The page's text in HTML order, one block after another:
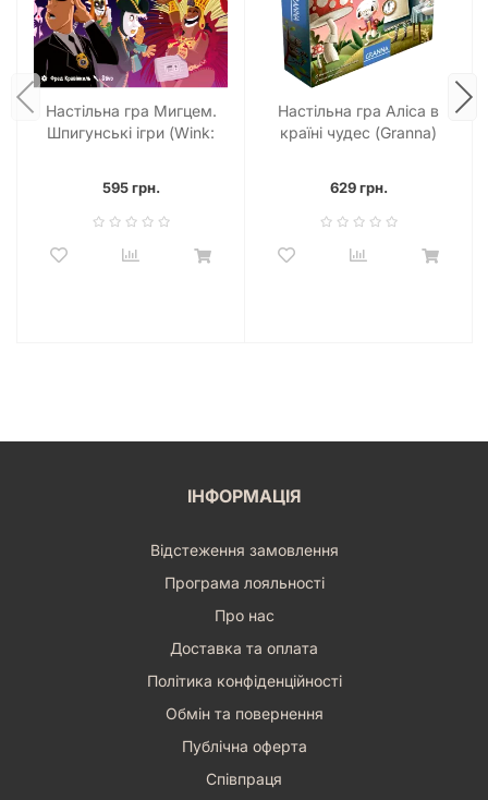
спілкуванням. Вона стане чудовим подарунком на день
народження, свята або просто так, щоб порадувати
близьких та друзів. Збирайте команду пінгвінів, вирушайте
на риболовлю та станьте тим, хто здобуде найбільший улов
на крижаних просторах!
Настільна гра Мигцем.
Шпигунські ігри (Wink:
595 грн.
Настільна гра Аліса в
країні чудес (Granna)
629 грн.
ІНФОРМАЦІЯ
Відстеження замовлення
Програма лояльності
Про нас
Доставка та оплата
Політика конфіденційності
Обмін та повернення
Публічна оферта
Співпраця